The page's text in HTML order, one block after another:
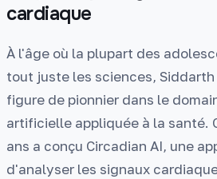
cardiaque
À l'âge où la plupart des
tout juste les sciences,
figure de pionnier dans le
artificielle appliquée à la santé.
ans a conçu Circadian AI, une
d'analyser les signaux